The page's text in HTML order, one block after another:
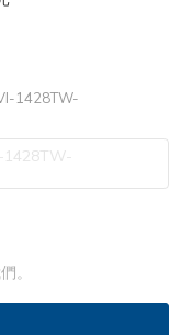
1428TW-
。